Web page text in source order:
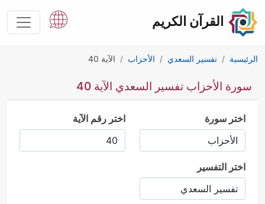
القرآن الكريم
الرئيسية تفسير السعدي الأحزاب الآية 40
سورة الأحزاب تفسير السعدي الآية 40
اختر سورة اختر رقم الآية
اختر التفسير